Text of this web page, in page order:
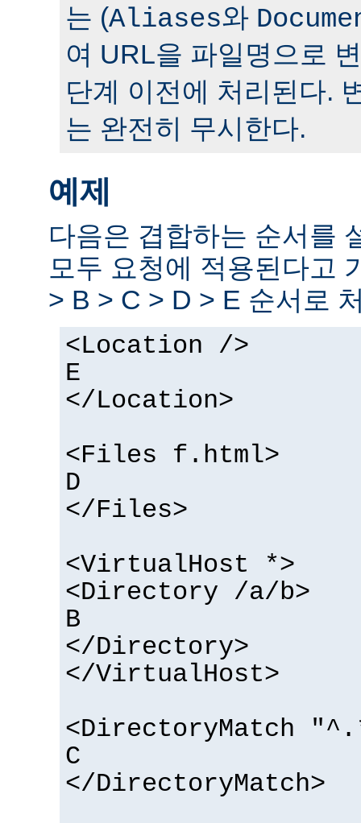
는 (Aliases와
여 URL을 파일명으로
단계 이전에 처리된다.
는 완전히 무시한다.
예제
다음은 겹합하는 순서를
모두 요청에 적용된다고
> B > C > D > E 순서로
<Location />
E
</Location>
<Files f.html>
D
</Files>
<VirtualHost *>
<Directory /a/b>
B
</Directory>
</VirtualHost>
<DirectoryMatch
C
</DirectoryMatch>